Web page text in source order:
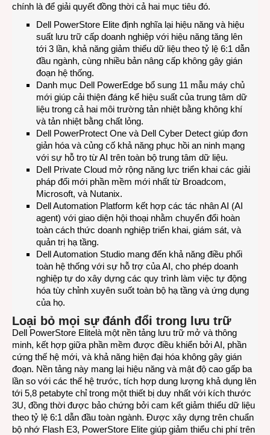
chính là để giải quyết đồng thời cả hai mục tiêu đó.
Dell PowerStore Elite định nghĩa lại hiệu năng và hiệu
suất lưu trữ cấp doanh nghiệp với hiệu năng tăng lên
tới 3 lần, khả năng giảm thiểu dữ liệu theo tỷ lệ 6:1 dẫn
đầu ngành, cùng nhiều bản nâng cấp không gây gián
đoạn hệ thống.
Danh mục Dell PowerEdge bổ sung 11 mẫu máy chủ
mới giúp cải thiện đáng kể hiệu suất của trung tâm dữ
liệu trong cả hai môi trường tản nhiệt bằng không khí
và tản nhiệt bằng chất lỏng.
Dell PowerProtect One và Dell Cyber Detect giúp đơn
giản hóa và củng cố khả năng phục hồi an ninh mạng
với sự hỗ trọ từ AI trên toàn bộ trung tâm dữ liệu.
Dell Private Cloud mở rộng năng lực triển khai các giải
pháp đổi mới phần mềm mới nhất từ Broadcom,
Microsoft, và Nutanix.
Dell Automation Platform kết hợp các tác nhân AI (AI
agent) với giao diện hội thoại nhằm chuyển đổi hoàn
toàn cách thức doanh nghiệp triển khai, giám sát, và
quản trị hạ tầng.
Dell Automation Studio mang đến khả năng điều phối
toàn hệ thống với sự hỗ trợ của AI, cho phép doanh
nghiệp tự do xây dựng các quy trình làm việc tự động
hóa tùy chỉnh xuyên suốt toàn bộ hạ tầng và ứng dụng
của họ.
Loại bỏ mọi sự đánh đổi trong lưu trữ
Dell PowerStore Elitelà một nền tảng lưu trữ mở và thông
minh, kết hợp giữa phần mềm được điều khiển bởi AI, phần
cứng thế hệ mới, và khả năng hiện đại hóa không gây gián
đoạn. Nền tảng này mang lại hiệu năng và mật độ cao gấp ba
lần so với các thế hệ trước, tích hợp dung lượng khả dụng lên
tới 5,8 petabyte chỉ trong một thiết bị duy nhất với kích thước
3U, đồng thời được bảo chứng bởi cam kết giảm thiểu dữ liệu
theo tỷ lệ 6:1 dẫn đầu toàn ngành. Được xây dựng trên chuẩn
bộ nhớ Flash E3, PowerStore Elite giúp giảm thiểu chi phí trên